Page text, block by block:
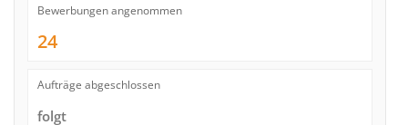
Bewerbungen angenommen
24
Aufträge abgeschlossen
folgt